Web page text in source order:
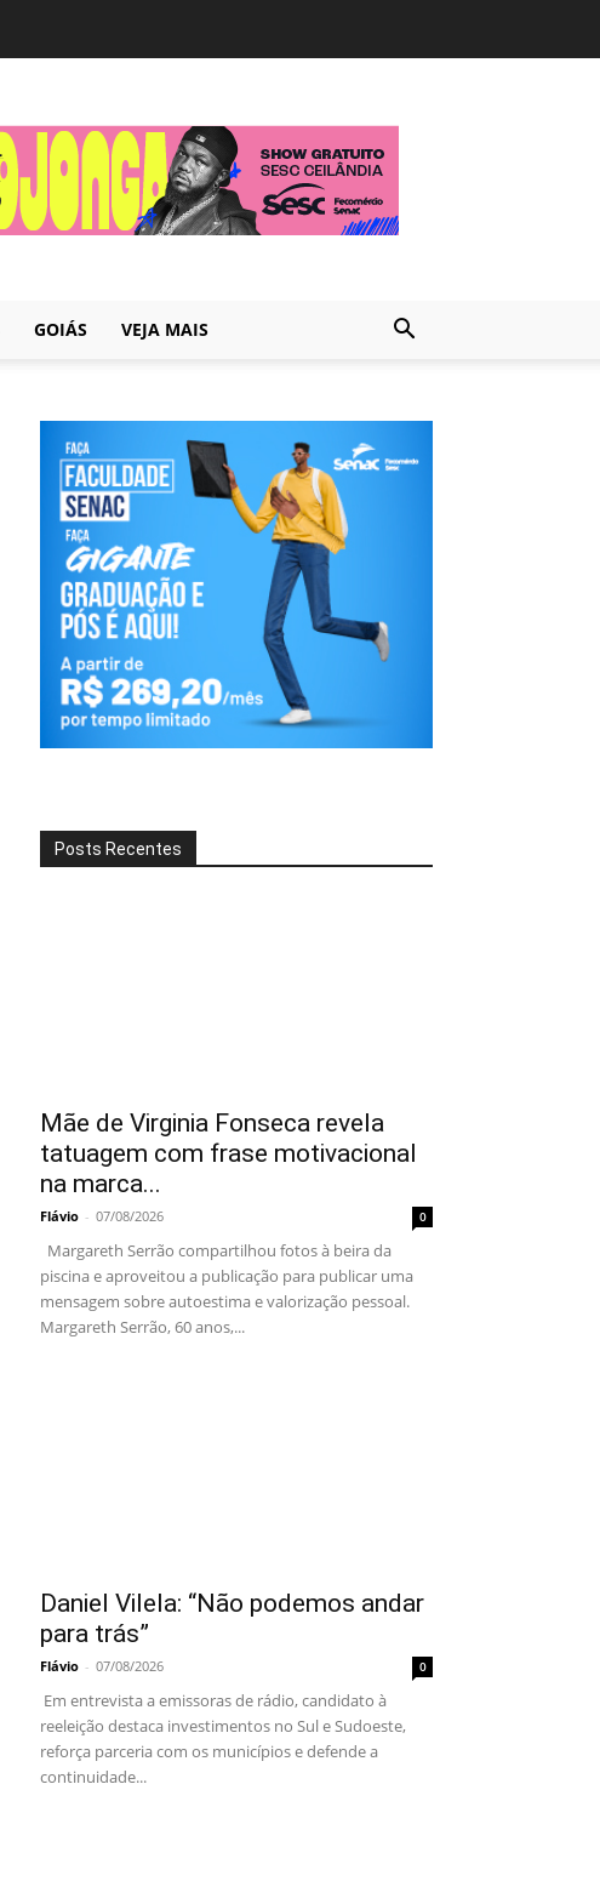
GOIÁS VEJA MAIS
Posts Recentes
Mãe de Virginia Fonseca revela
tatuagem com frase motivacional
na marca...
Flávio - 07/08/2026 0
Margareth Serrão compartilhou fotos à beira da
piscina e aproveitou a publicação para publicar uma
mensagem sobre autoestima e valorização pessoal.
Margareth Serrão, 60 anos,...
Daniel Vilela: “Não podemos andar
para trás”
Flávio - 07/08/2026 0
Em entrevista a emissoras de rádio, candidato à
reeleição destaca investimentos no Sul e Sudoeste,
reforça parceria com os municípios e defende a
continuidade...